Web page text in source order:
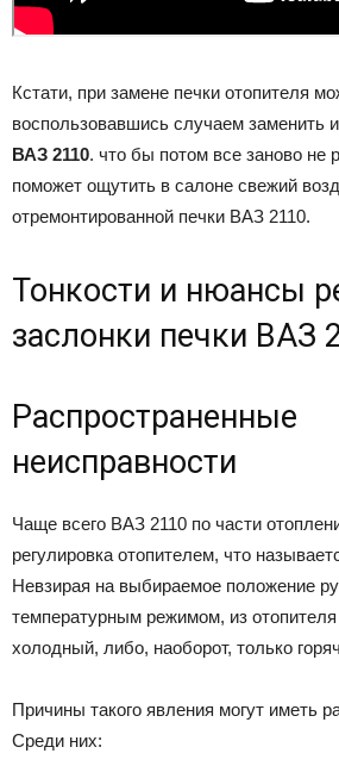
Кстати, при замене печки отопителя
воспользовавшись случаем заменить и
ВАЗ 2110. что бы потом все заново не
поможет ощутить в салоне свежий
отремонтированной печки ВАЗ 2110.
Тонкости и нюансы
заслонки печки ВАЗ
Распространенные
неисправности
Чаще всего ВАЗ 2110 по части
регулировка отопителем, что
Невзирая на выбираемое положение
температурным режимом, из отопителя
холодный, либо, наоборот, только
Причины такого явления могут иметь
Среди них: